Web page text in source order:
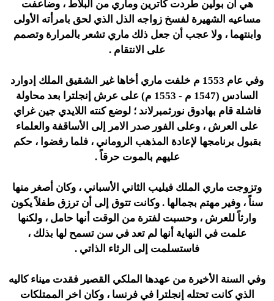
هي آن بولين طردت كاترين وماري من البلاط ، وضاعفت
مساعيه الشهيرة لفسخ زواجه الذل الذي لحق بامرأته الأولى
وابنتهما ، ولا عجب أن جعل ذلك ماري تشعر بالمرارة وتصمم
على الانتقام .
وفي عام 1553 م خلفت ماري أخاها غير الشقيق الملك إدوارد
السادس (1547 م - 1553 م) على عرش إنجلترا بعد محاولة
فاشلة قام بهادوق نورثمبرلاند ؛ لوضع كنته اللايدي جين غراي
على العرش ، وعلى الفور صدر الامر إلى الأساقفة والعلماء
بقبول برنامجها لإعادة المذهب الروماني ، فلما رفضوا ، حكم
عليهم بالموت حرقاً .
وتزوجت ماري الملك فيليب الثاني الأسباني ، وكان أصغر منها
سناً ، وفير مهتم بجمالها . وكانت تتوق إلى أن ترزق طفلاً يكون
وارثاً للعرش ، وحسبت لفترة من الوقت أنها حامل ، ولكنها
علمت في النهاية أنها لم تعد في سن تسمح لها بذلك ،
فاستسلمت إلى الرثاء الذاتي .
وفي السنة الأخيرة من عهدها الملكي القصير فقدت ميناء كاليه
الذي كانت تحتله إنجلترا في فرنسا ، وكان اخر الممتلكات